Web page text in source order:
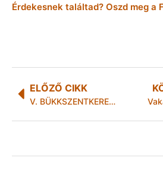
Érdekesnek találtad? Oszd meg a
ELŐZŐ CIKK
V. BÜKKSZENTKERESZTI GYÓGYNÖVÉNYNAPOK